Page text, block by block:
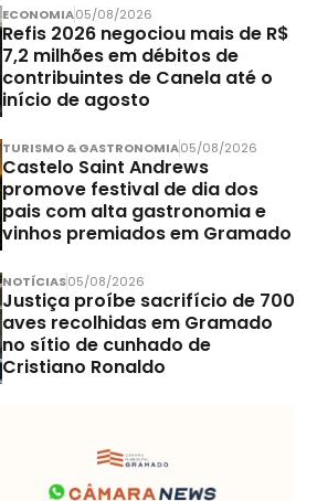
ECONOMIA05/08/2026
Refis 2026 negociou mais de R$
7,2 milhões em débitos de
contribuintes de Canela até o
início de agosto
TURISMO & GASTRONOMIA05/08/2026
Castelo Saint Andrews
promove festival de dia dos
pais com alta gastronomia e
vinhos premiados em Gramado
NOTÍCIAS05/08/2026
Justiça proíbe sacrifício de 700
aves recolhidas em Gramado
no sítio de cunhado de
Cristiano Ronaldo